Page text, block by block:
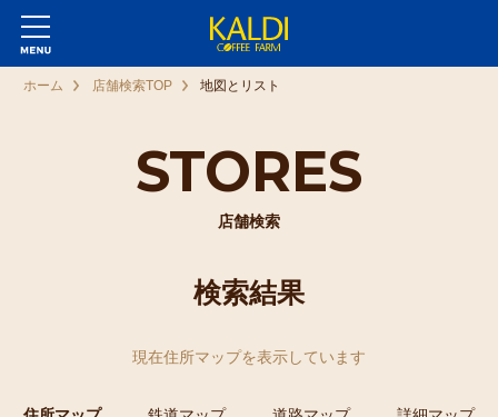
STORES
店舗検索
ホーム 店舗検索TOP 地図とリスト
検索結果
現在住所マップを表示しています